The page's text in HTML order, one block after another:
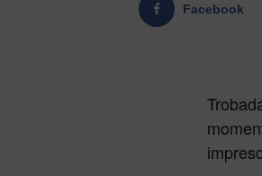
Facebook